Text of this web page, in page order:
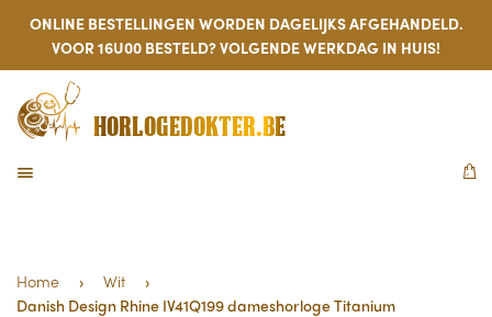
ONLINE BESTELLINGEN WORDEN DAGELIJKS AFGEHANDELD.
VOOR 16U00 BESTELD? VOLGENDE WERKDAG IN HUIS!
HORLOGEDOKTER.BE
Home › Wit
›
Danish Design Rhine IV41Q199 dameshorloge Titanium